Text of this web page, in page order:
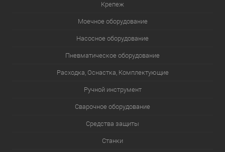
Крепеж
Моечное оборудование
Насосное оборудование
Пневматическое оборудование
Расходка, Оснастка, Комплектующие
Ручной инструмент
Сварочное оборудование
Средства защиты
Станки